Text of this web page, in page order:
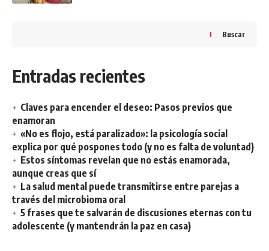
Buscar
Entradas recientes
Claves para encender el deseo: Pasos previos que
enamoran
«No es flojo, está paralizado»: la psicología social
explica por qué pospones todo (y no es falta de voluntad)
Estos síntomas revelan que no estás enamorada,
aunque creas que sí
La salud mental puede transmitirse entre parejas a
través del microbioma oral
5 frases que te salvarán de discusiones eternas con tu
adolescente (y mantendrán la paz en casa)